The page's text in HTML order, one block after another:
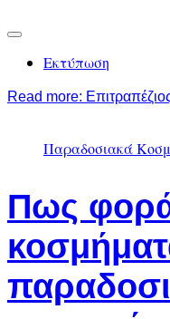
Εκτύπωση
Read more:
Παραδοσιακά
Πως